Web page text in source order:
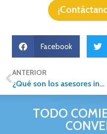
¡
Facebook
ANTERIOR
¿Qué son los asesores inmobiliarios y cómo te pueden ayudar?
TODO